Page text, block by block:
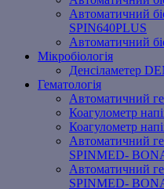
Автоматичний
SPIN640PLUS
Автоматичний
Мікробіологія
Денсіламетер
Гематологія
Автоматичний
Коагулометр
Коагулометр
Автоматичний
SPINMED-
Автоматичний
SPINMED-